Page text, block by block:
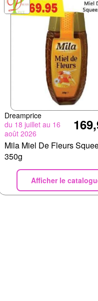
Dreamprice
du 18 juillet au 16
août 2026
Mila Miel De Fleurs
350g
Afficher le